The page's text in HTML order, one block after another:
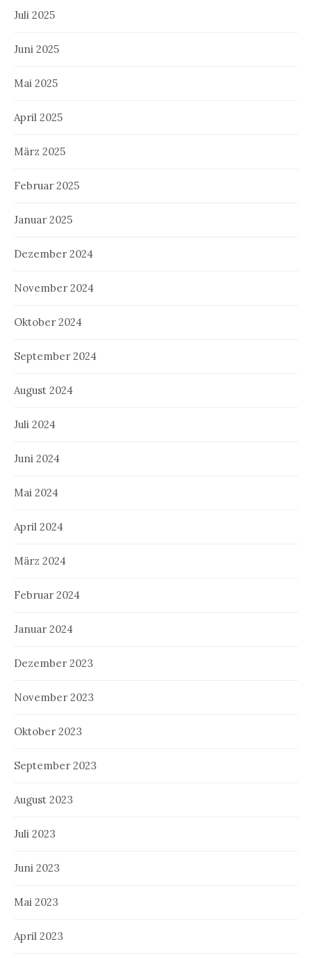
Juli 2025
Juni 2025
Mai 2025
April 2025
März 2025
Februar 2025
Januar 2025
Dezember 2024
November 2024
Oktober 2024
September 2024
August 2024
Juli 2024
Juni 2024
Mai 2024
April 2024
März 2024
Februar 2024
Januar 2024
Dezember 2023
November 2023
Oktober 2023
September 2023
August 2023
Juli 2023
Juni 2023
Mai 2023
April 2023